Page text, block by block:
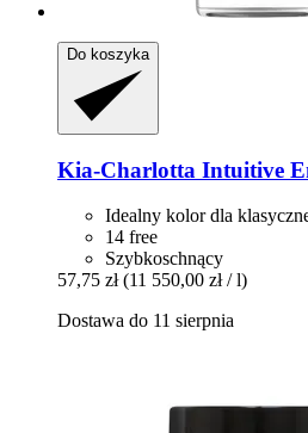
Do koszyka
Kia-Charlotta Intuitive
Idealny kolor dla
14 free
Szybkoschnący
57,75 zł (11 550,00 zł / l)
Dostawa do 11 sierpnia